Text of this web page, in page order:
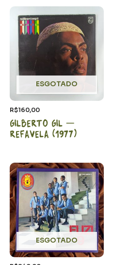
ESGOTADO
R$160,00
Gilberto Gil –
Refavela (1977)
ESGOTADO